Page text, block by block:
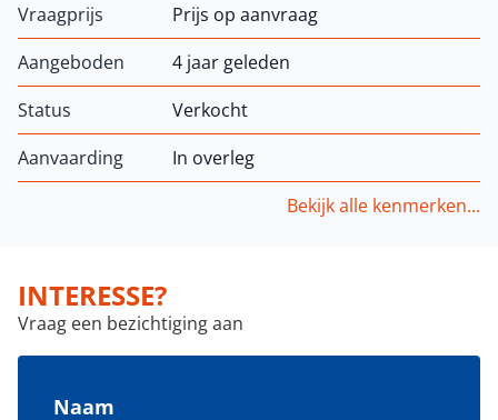
Vraagprijs
Prijs op aanvraag
Aangeboden
4 jaar geleden
Status
Verkocht
Aanvaarding
In overleg
Bekijk alle kenmerken...
INTERESSE?
Vraag een bezichtiging aan
Naam